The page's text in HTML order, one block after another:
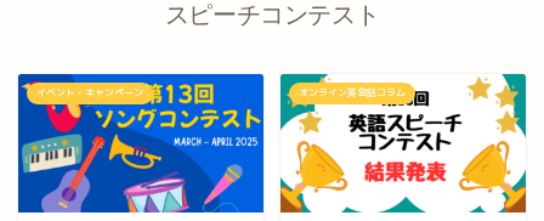
スピーチコンテスト
イベント・キャンペーン オンライン英会話コラム